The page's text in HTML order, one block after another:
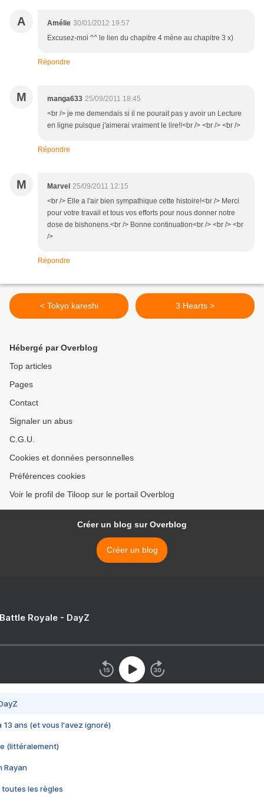
A Amélie 30/01/2012 19:57
Excusez-moi ^^ le lien du chapitre 4 mène au chapitre 3 x)
Répondre
M manga633 25/09/2011 18:45
<br /> je me demendais si il ne pourait pas y avoir un Lecture
en ligne puisque j'aimerai vraiment le lire!!<br /> <br /> <br />
Répondre
M Marvel 25/09/2011 12:15
<br /> Elle a l'air bien sympathique cette histoire!<br /> Merci
pour votre travail et tous vos efforts pour nous donner notre
dose de bishonens.<br /> Bonne continuation<br /> <br /> <br
/>
Répondre
< Tokyo kareshi 3 Hearts >
Hébergé par Overblog
Top articles
Pages
Contact
Signaler un abus
C.G.U.
Cookies et données personnelles
Préférences cookies
Voir le profil de Tiloop sur le portail Overblog
Créer un blog sur Overblog
Créer un blog
Royale - DayZ
13 ans (et vous l'avez ignoré)
(littéralement)
Rayan
toutes les règles